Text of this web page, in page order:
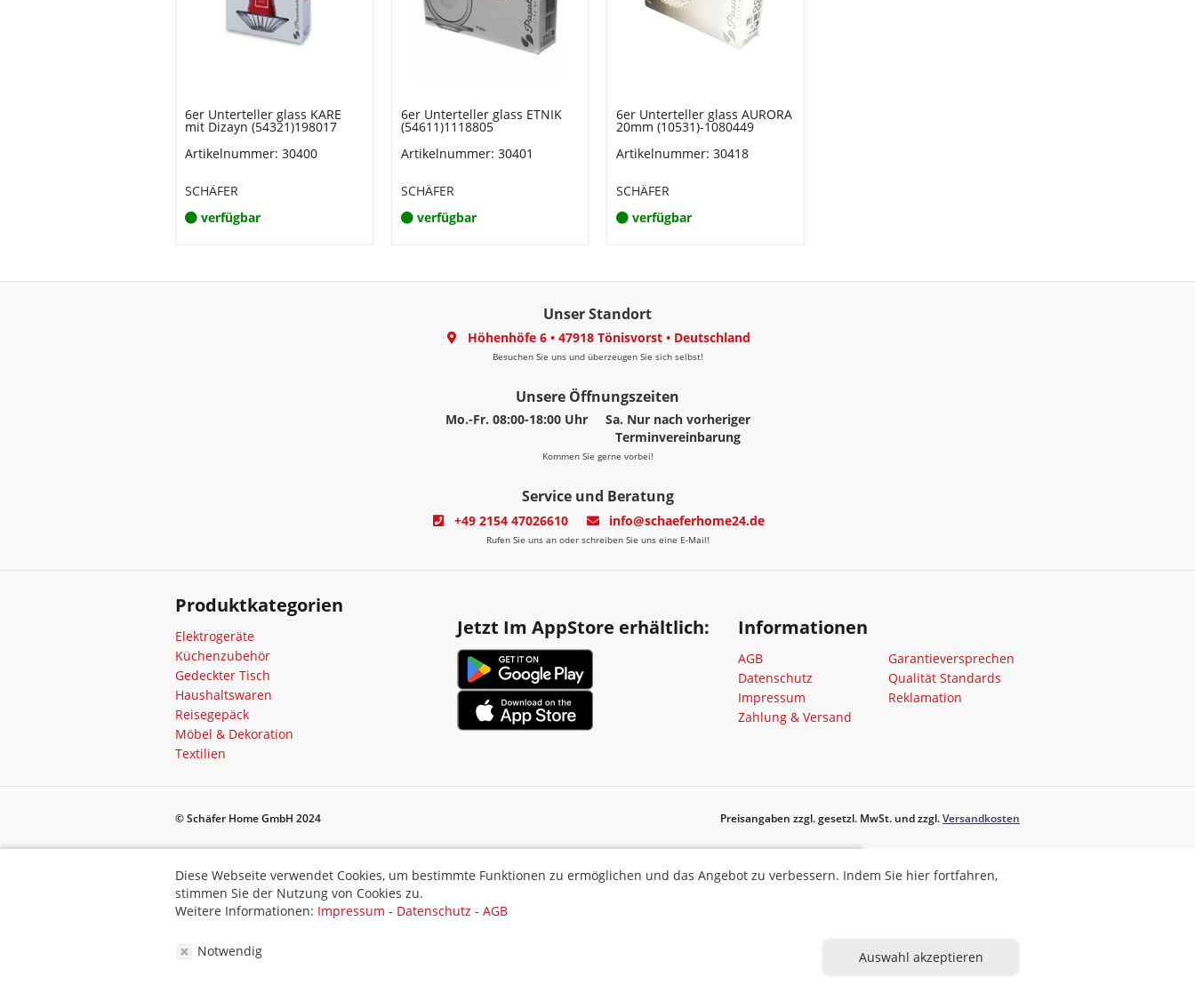
6er Unterteller glass KARE
mit Dizayn (54321)198017
Artikelnummer: 30400
SCHÄFER
verfügbar
6er Unterteller glass ETNIK
(54611)1118805
Artikelnummer: 30401
SCHÄFER
verfügbar
6er Unterteller glass AURORA
20mm (10531)-1080449
Artikelnummer: 30418
SCHÄFER
verfügbar
Unser Standort
Höhenhöfe 6• 47918 Tönisvorst• Deutschland
Besuchen Sie uns und überzeugen Sie sich selbst!
Unsere Öffnungszeiten
Mo.-Fr. 08:00-18:00 Uhr
Sa. Nur nach vorheriger
Terminvereinbarung
Kommen Sie gerne vorbei!
Service und Beratung
+49 2154 47026610 info@schaeferhome24.de
Rufen Sie uns an oder schreiben Sie uns eine E-Mail!
Produktkategorien
Elektrogeräte
Küchenzubehör
Gedeckter Tisch
Haushaltswaren
Reisegepäck
Möbel & Dekoration
Textilien
Jetzt Im AppStore erhältlich: Informationen
AGB
Datenschutz
Impressum
Zahlung & Versand
Garantieversprechen
Qualität Standards
Reklamation
© Schäfer Home GmbH 2024 Preisangaben zzgl. gesetzl. MwSt. und zzgl.Versandkosten
Diese Webseite verwendet Cookies, um bestimmte Funktionen zu ermöglichen und das Angebot zu verbessern. Indem Sie hier fortfahren,
stimmen Sie der Nutzung von Cookies zu.
Weitere Informationen: Impressum - Datenschutz - AGB
Notwendig Auswahl akzeptieren
Diese Webseite verwendet Cookies, um bestimmte Funktionen zu ermöglichen und das Angebot zu verbessern. Indem Sie hier fortfahren,
stimmen Sie der Nutzung von Cookies zu.
Impressum-Datenschutz- AGB